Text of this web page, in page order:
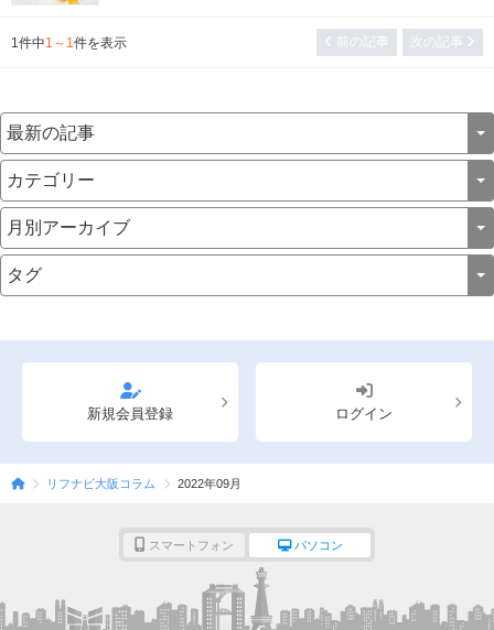
えている方は意外と多いです。しかし実は、アロマテラピーは歴史
のある「療法」の一つとして世界中で認知されているもの。今回
1件中1～1件を表示 前の記事 次の記事
新規会員登録 ログイン
リフナビ大阪コラム 2022年09月
スマートフォン パソコン